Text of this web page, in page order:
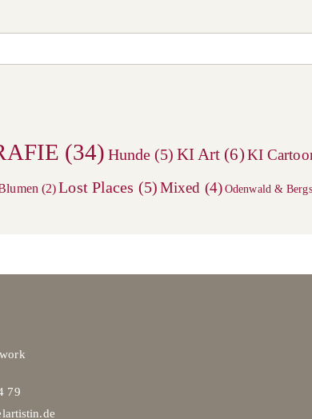
(34) Hunde (5) KI Art (6)KI
(2)Lost Places (5)Mixed (4)Odenwald &
79